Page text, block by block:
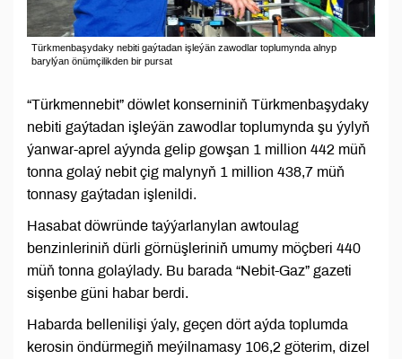
Türkmenbaşydaky nebiti gaýtadan işleýän zawodlar toplumynda alnyp
barylýan önümçilikden bir pursat
“Türkmennebit” döwlet konserniniň Türkmenbaşydaky
nebiti gaýtadan işleýän zawodlar toplumynda şu ýylyň
ýanwar-aprel aýynda gelip gowşan 1 million 442 müň
tonna golaý nebit çig malynyň 1 million 438,7 müň
tonnasy gaýtadan işlenildi.
Hasabat döwründe taýýarlanylan awtoulag
benzinleriniň dürli görnüşleriniň umumy möçberi 440
müň tonna golaýlady. Bu barada “Nebit-Gaz” gazeti
sişenbe güni habar berdi.
Habarda bellenilişi ýaly, geçen dört aýda toplumda
kerosin öndürmegiň meýilnamasy 106,2 göterim, dizel